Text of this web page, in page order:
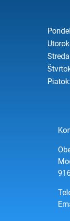
Piatok: